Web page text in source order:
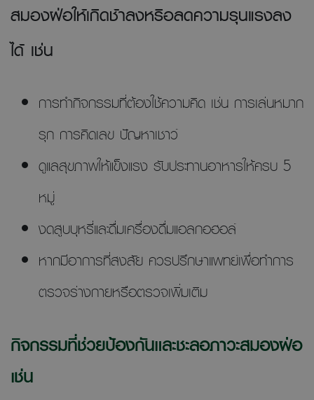
สมองฝ่อให้เกิดช้าลงหรือลดความรุนแรงลง
ได้ เช่น
การทำกิจกรรมที่ต้องใช้ความคิด เช่น การเล่นหมาก
รุก การคิดเลข ปัญหาเชาว์
ดูแลสุขภาพให้แข็งแรง รับประทานอาหารให้ครบ 5
หมู่
งดสูบบุหรี่และดื่มเครื่องดื่มแอลกอฮอล์
หากมีอาการที่สงสัย ควรปรึกษาแพทย์เพื่อทำการ
ตรวจร่างกายหรือตรวจเพิ่มเติม
กิจกรรมที่ช่วยป้องกันและชะลอภาวะสมองฝ่อ
เช่น